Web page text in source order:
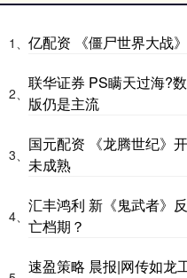
1、 亿配资 《僵尸世界大战
2、
联华证券 PS瞒天过海?
版仍是主流
3、
国元配资 《龙腾世纪》
未成熟
4、
汇丰鸿利 新《鬼武者》
亡档期？
速盈策略 晨报|网传如龙